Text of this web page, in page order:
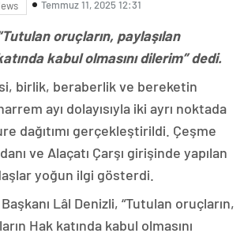
Temmuz 11, 2025 12:31
oruçların, paylaşılan
kabul olmasını dilerim” dedi.
birlik, beraberlik ve bereketin
ayı dolayısıyla iki ayrı noktada
dağıtımı gerçekleştirildi. Çeşme
ve Alaçatı Çarşı girişinde yapılan
yoğun ilgi gösterdi.
Lâl Denizli, “Tutulan oruçların,
Hak katında kabul olmasını